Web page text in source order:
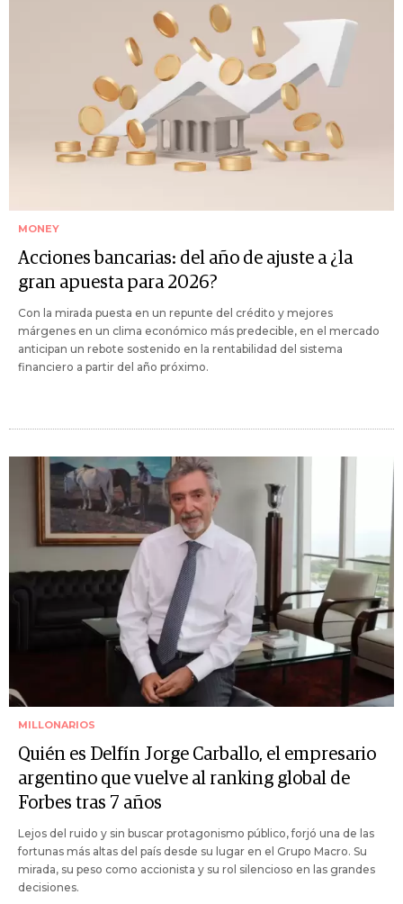
MONEY
Acciones bancarias: del año de ajuste a ¿la
gran apuesta para 2026?
Con la mirada puesta en un repunte del crédito y mejores
márgenes en un clima económico más predecible, en el mercado
anticipan un rebote sostenido en la rentabilidad del sistema
financiero a partir del año próximo.
MILLONARIOS
Quién es Delfín Jorge Carballo, el empresario
argentino que vuelve al ranking global de
Forbes tras 7 años
Lejos del ruido y sin buscar protagonismo público, forjó una de las
fortunas más altas del país desde su lugar en el Grupo Macro. Su
mirada, su peso como accionista y su rol silencioso en las grandes
decisiones.